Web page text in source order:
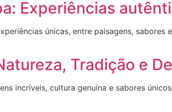
Experiências
únicas, entre paisagens, sabores
Tradição e
incríveis, cultura genuína e sabores